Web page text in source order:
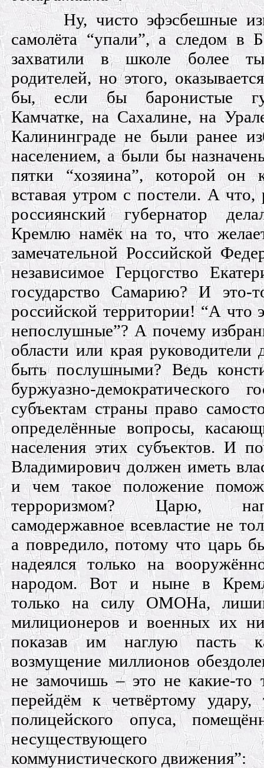
Ну, чисто эфэсбешные
самолёта “упали”, а следом в
захватили в школе более
родителей, но этого,
бы, если бы баронистые
Камчатке, на Сахалине, на
Калининграде не были ранее
населением, а были бы
пятки “хозяина”, которой он
вставая утром с постели. А что,
россиянский губернатор
Кремлю намёк на то, что
замечательной Российской
независимое Герцогство
государство Самарию? И это-
российской территории! “А что
непослушные”? А почему
области или края
быть послушными? Ведь
буржуазно-демократического
субъектам страны право
определённые вопросы,
населения этих субъектов. И
Владимирович должен иметь
и чем такое положение
терроризмом? Царю,
самодержавное всевластие не
а повредило, потому что царь
надеялся только на
народом. Вот и ныне в
только на силу ОМОНа,
милиционеров и военных их
показав им наглую пасть
возмущение миллионов
не замочишь – это не какие-то
перейдём к четвёртому удару,
полицейского опуса,
несуществующего
коммунистического движения”: